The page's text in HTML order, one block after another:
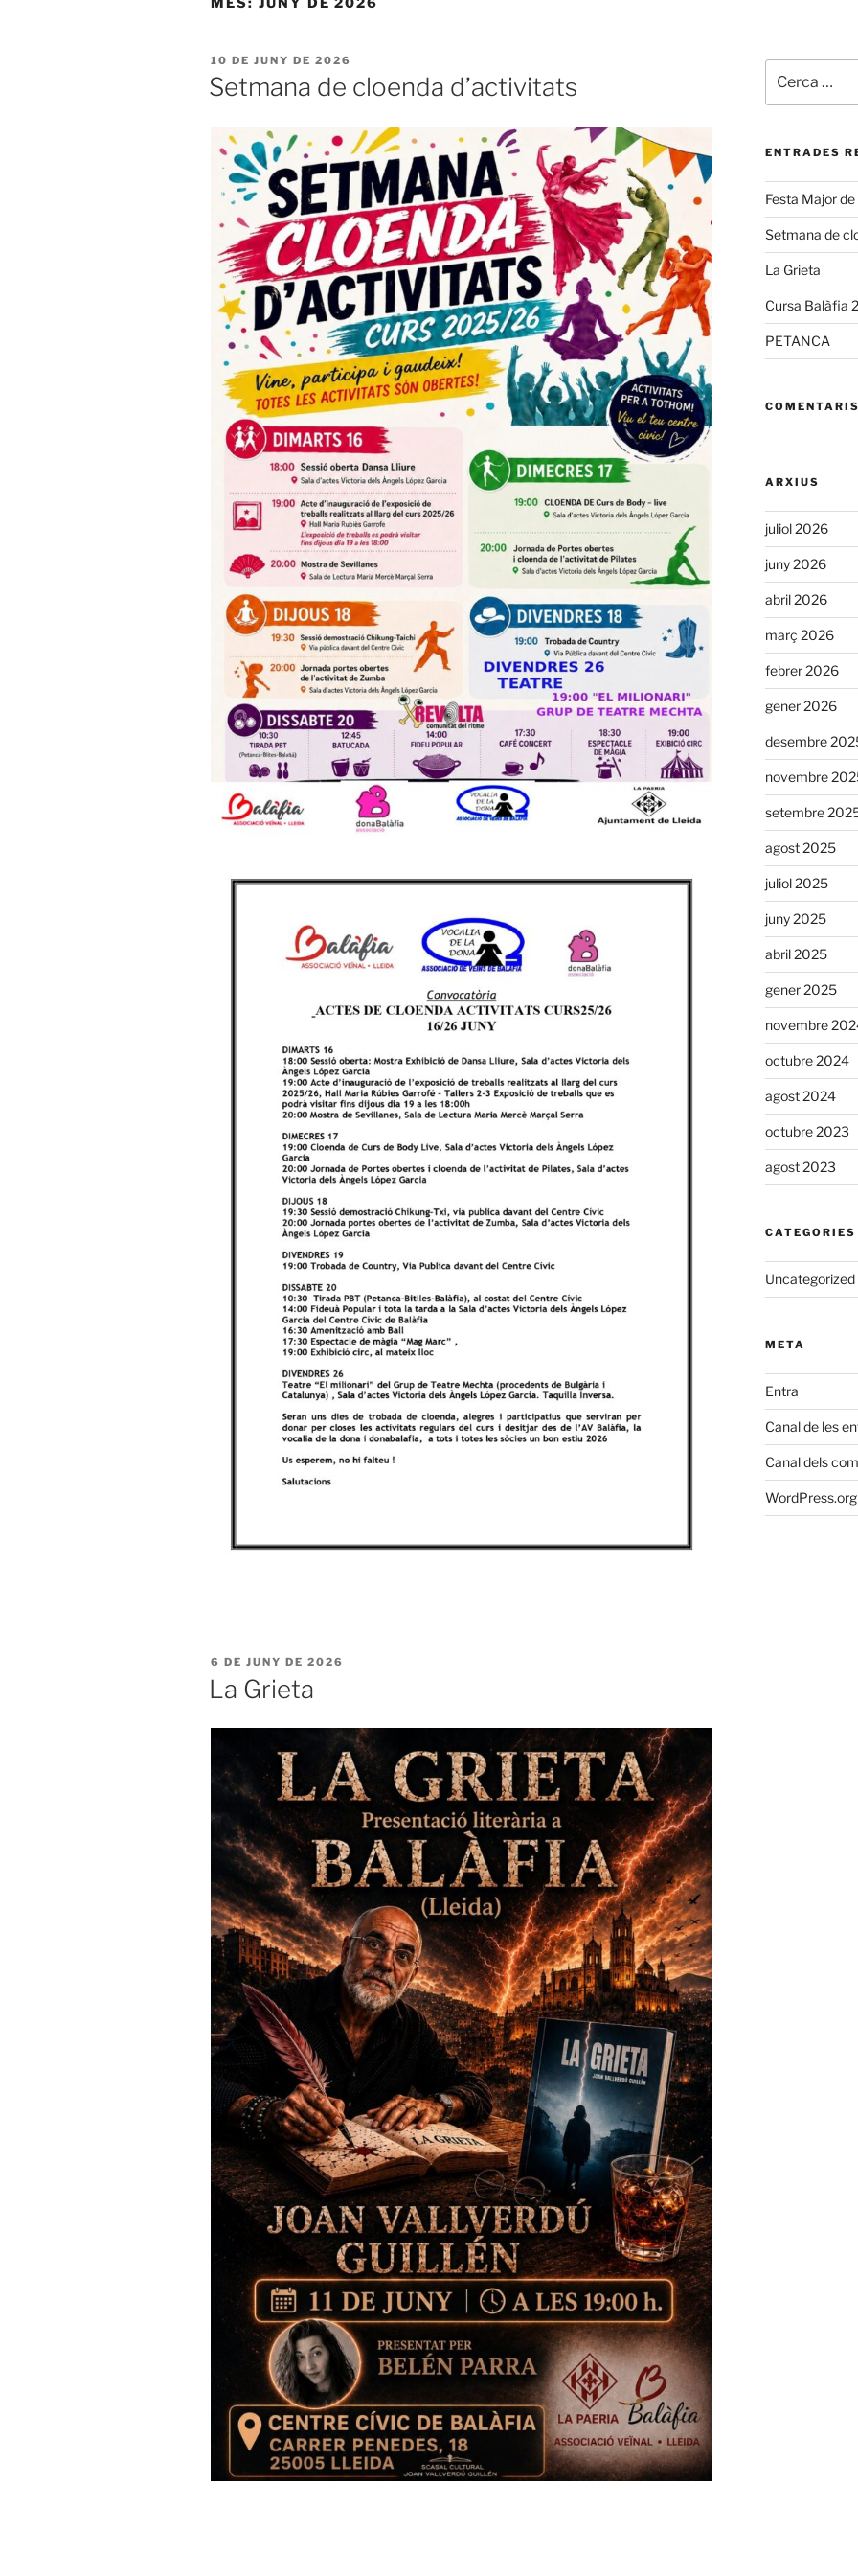
PUBLICAT
A
10 DE JUNY DE 2026
Setmana de cloenda d’activitats
PUBLICAT
A
6 DE JUNY DE 2026
La Grieta
ENTRADES
Festa Major
Setmana de
La Grieta
Cursa Balàfia
PETANCA
ARXIUS
juliol 2026
juny 2026
abril 2026
març 2026
febrer 2026
gener 2026
desembre
novembre
setembre
agost 2025
juliol 2025
juny 2025
abril 2025
gener 2025
novembre
octubre 2024
agost 2024
octubre 2023
agost 2023
CATEGORIES
Uncategorized
META
Entra
Canal de les
Canal dels